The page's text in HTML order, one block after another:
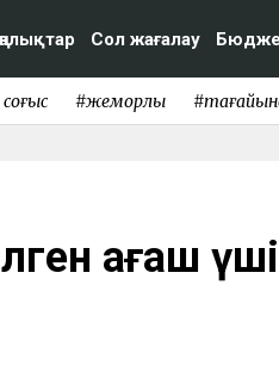
Сол жағалау
#жемқорлық
ағаш